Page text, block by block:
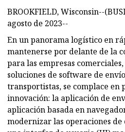
BROOKFIELD, Wisconsin--
agosto de 2023--
En un panorama logístico en
mantenerse por delante de la
para las empresas
soluciones de software de
transportistas, se complace en
innovación: la aplicación de
aplicación basada en
modernizar las operaciones